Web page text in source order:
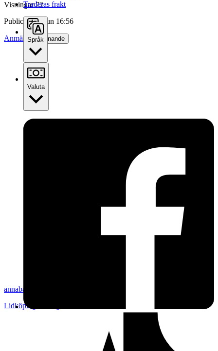
Visningar 72
Publicerad 3 jun 16:56
Anmäl Sälj liknande
annabanana00
Lidköping
Traderas frakt
Språk
Valuta